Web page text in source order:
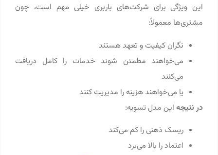
این ویژگی برای شرکت‌های باربری خیلی مهم است، چون
مشتری‌ها معمولاً:
نگران کیفیت و تعهد هستند
می‌خواهند مطمئن شوند خدمات را کامل دریافت
می‌کنند
یا می‌خواهند هزینه را مدیریت کنند
در نتیجهاین مدل تسویه:
ریسک ذهنی را کم می‌کند
اعتماد را بالا می‌برد